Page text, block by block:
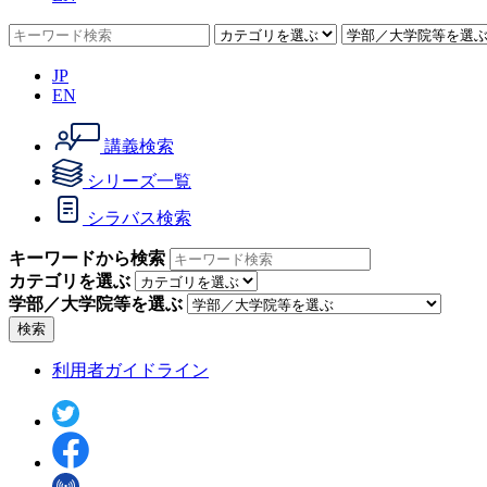
JP
EN
講義検索
シリーズ一覧
シラバス検索
キーワードから検索
カテゴリを選ぶ
学部／大学院等を選ぶ
検索
利用者ガイドライン